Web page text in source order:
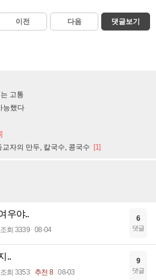
이전 다음 댓글보기
고통
능했다
자의 만두, 칼국수, 콩국수 [1]
우야..
조회 3339 08-04
6
댓글
..
조회 3353 추천 8 08-03
9
댓글